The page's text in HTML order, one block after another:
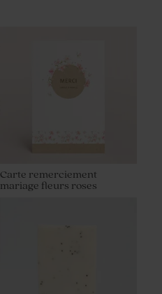
Carte remerciement
mariage fleurs roses